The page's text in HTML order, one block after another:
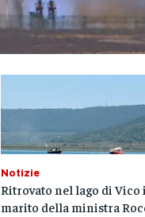
Notizie
Ritrovato nel lago di Vico
marito della ministra